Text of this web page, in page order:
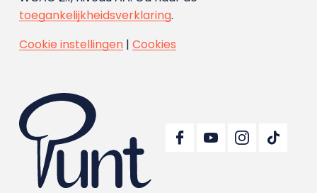
toegankelijkheidsverklaring.
Cookie instellingen| Cookies